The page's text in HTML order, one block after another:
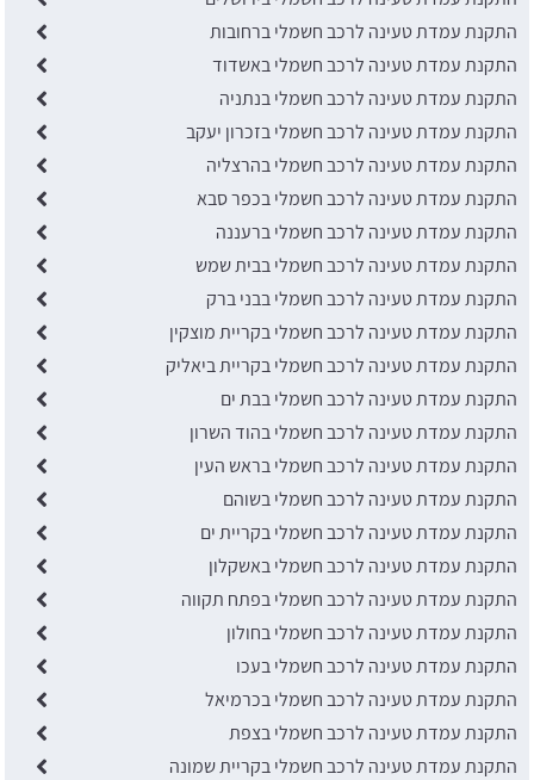
התקנת עמדת טעינה לרכב חשמלי ברחובות
התקנת עמדת טעינה לרכב חשמלי באשדוד
התקנת עמדת טעינה לרכב חשמלי בנתניה
התקנת עמדת טעינה לרכב חשמלי בזכרון יעקב
התקנת עמדת טעינה לרכב חשמלי בהרצליה
התקנת עמדת טעינה לרכב חשמלי בכפר סבא
התקנת עמדת טעינה לרכב חשמלי ברעננה
התקנת עמדת טעינה לרכב חשמלי בבית שמש
התקנת עמדת טעינה לרכב חשמלי בבני ברק
התקנת עמדת טעינה לרכב חשמלי בקריית מוצקין
התקנת עמדת טעינה לרכב חשמלי בקריית ביאליק
התקנת עמדת טעינה לרכב חשמלי בבת ים
התקנת עמדת טעינה לרכב חשמלי בהוד השרון
התקנת עמדת טעינה לרכב חשמלי בראש העין
התקנת עמדת טעינה לרכב חשמלי בשוהם
התקנת עמדת טעינה לרכב חשמלי בקריית ים
התקנת עמדת טעינה לרכב חשמלי באשקלון
התקנת עמדת טעינה לרכב חשמלי בפתח תקווה
התקנת עמדת טעינה לרכב חשמלי בחולון
התקנת עמדת טעינה לרכב חשמלי בעכו
התקנת עמדת טעינה לרכב חשמלי בכרמיאל
התקנת עמדת טעינה לרכב חשמלי בצפת
התקנת עמדת טעינה לרכב חשמלי בקריית שמונה